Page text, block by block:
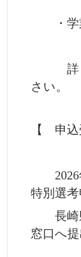
・学業
詳し
さい。
【 申
2026年
特別選
長崎県
窓口へ